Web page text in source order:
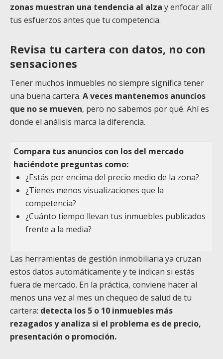
zonas muestran una tendencia al alza y enfocar allí
tus esfuerzos antes que tu competencia.
Revisa tu cartera con datos, no con
sensaciones
Tener muchos inmuebles no siempre significa tener
una buena cartera. A veces mantenemos anuncios
que no se mueven, pero no sabemos por qué. Ahí es
donde el análisis marca la diferencia.
Compara tus anuncios con los del mercado
haciéndote preguntas como:
¿Estás por encima del precio medio de la zona?
¿Tienes menos visualizaciones que la
competencia?
¿Cuánto tiempo llevan tus inmuebles publicados
frente a la media?
Las herramientas de gestión inmobiliaria ya cruzan
estos datos automáticamente y te indican si estás
fuera de mercado. En la práctica, conviene hacer al
menos una vez al mes un chequeo de salud de tu
cartera: detecta los 5 o 10 inmuebles más
rezagados y analiza si el problema es de precio,
presentación o promoción.